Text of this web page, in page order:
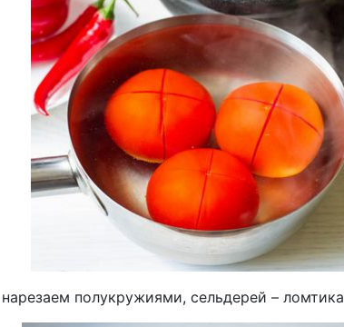
полукружиями, сельдерей –